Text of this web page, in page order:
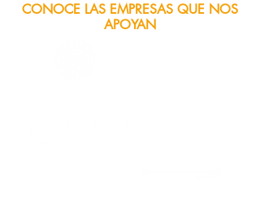
CONOCE LAS EMPRESAS QUE NOS
APOYAN